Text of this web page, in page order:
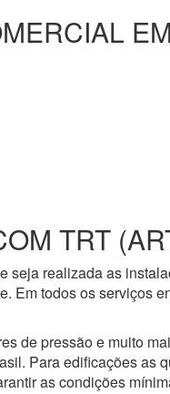
TRT
realizada as
Em todos os serviços
de pressão e muito
Para edificações as
as condições